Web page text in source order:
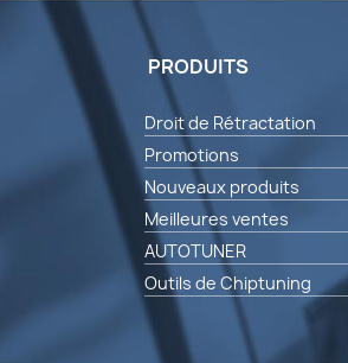
PRODUITS
Droit de Rétractation
Promotions
Nouveaux produits
Meilleures ventes
AUTOTUNER
Outils de Chiptuning